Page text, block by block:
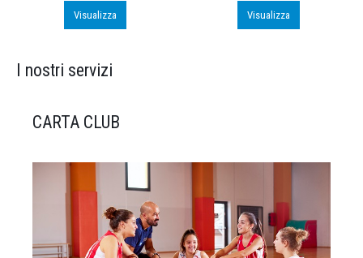
Visualizza Visualizza
I nostri servizi
CARTA CLUB